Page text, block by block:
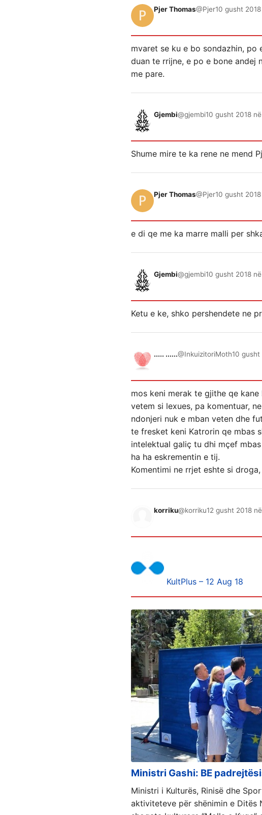
Pjer Thomas@Pjer10 gusht
mvaret se ku e bo sondazhin, po
duan te rrijne, e po e bone andej
me pare.
Gjembi@gjembi10 gusht 2018
Shume mire te ka rene ne mend
Pjer Thomas@Pjer10 gusht
e di qe me ka marre malli per
Gjembi@gjembi10 gusht 2018
Ketu e ke, shko pershendete ne
..... ......@InkuizitoriMoth10 gusht
mos keni merak te gjithe qe
vetem si lexues, pa komentuar,
ndonjeri nuk e mban veten dhe
te fresket keni Katrorin qe mbas
intelektual galiç tu dhi mçef
ha ha eskrementin e tij.
Komentimi ne rrjet eshte si
korriku@korriku12 gusht 2018
KultPlus – 12 Aug 18
Ministri Gashi: BE
Ministri i Kulturës, Rinisë dhe
aktiviteteve për shënimin e Ditës